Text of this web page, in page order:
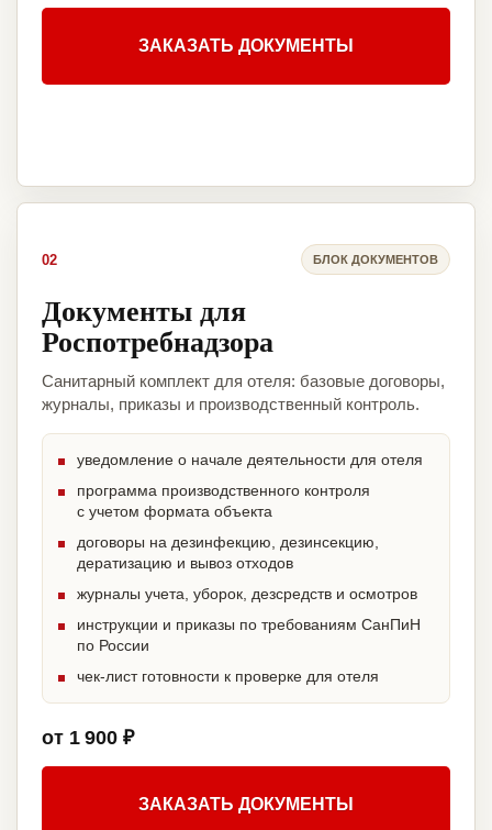
ЗАКАЗАТЬ ДОКУМЕНТЫ
02 БЛОК ДОКУМЕНТОВ
Документы для
Роспотребнадзора
Санитарный комплект для отеля: базовые договоры,
журналы, приказы и производственный контроль.
уведомление о начале деятельности для отеля
программа производственного контроля
с учетом формата объекта
договоры на дезинфекцию, дезинсекцию,
дератизацию и вывоз отходов
журналы учета, уборок, дезсредств и осмотров
инструкции и приказы по требованиям СанПиН
по России
чек-лист готовности к проверке для отеля
от 1 900 ₽
ЗАКАЗАТЬ ДОКУМЕНТЫ